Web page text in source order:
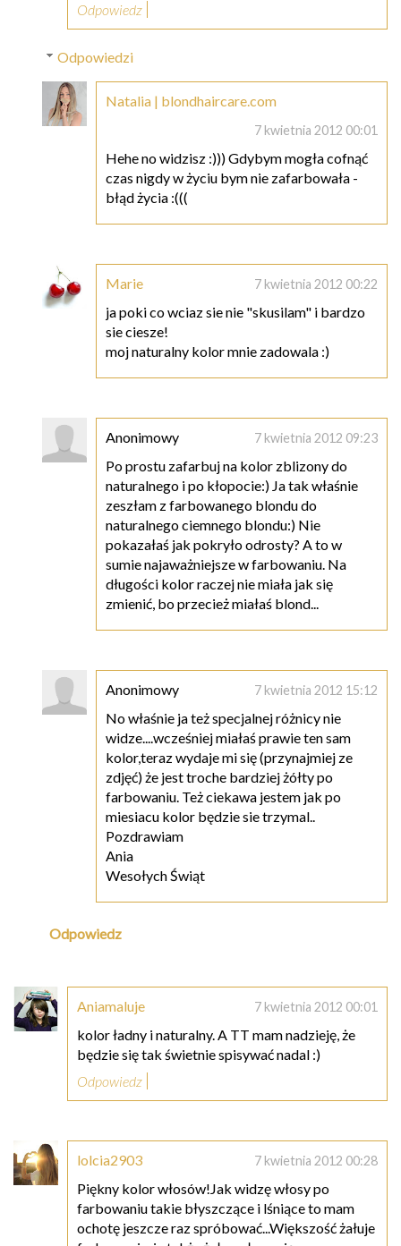
Odpowiedz
Odpowiedzi
Natalia | blondhaircare.com
7 kwietnia 2012 00:01
Hehe no widzisz :))) Gdybym mogła cofnąć
czas nigdy w życiu bym nie zafarbowała -
błąd życia :(((
Marie 7 kwietnia 2012 00:22
ja poki co wciaz sie nie "skusilam" i bardzo
sie ciesze!
moj naturalny kolor mnie zadowala :)
Anonimowy 7 kwietnia 2012 09:23
Po prostu zafarbuj na kolor zblizony do
naturalnego i po kłopocie:) Ja tak właśnie
zeszłam z farbowanego blondu do
naturalnego ciemnego blondu:) Nie
pokazałaś jak pokryło odrosty? A to w
sumie najaważniejsze w farbowaniu. Na
długości kolor raczej nie miała jak się
zmienić, bo przecież miałaś blond...
Anonimowy 7 kwietnia 2012 15:12
No właśnie ja też specjalnej różnicy nie
widze....wcześniej miałaś prawie ten sam
kolor,teraz wydaje mi się (przynajmiej ze
zdjęć) że jest troche bardziej żółty po
farbowaniu. Też ciekawa jestem jak po
miesiacu kolor będzie sie trzymal..
Pozdrawiam
Ania
Wesołych Świąt
Odpowiedz
Aniamaluje 7 kwietnia 2012 00:01
kolor ładny i naturalny. A TT mam nadzieję, że
będzie się tak świetnie spisywać nadal :)
Odpowiedz
lolcia2903 7 kwietnia 2012 00:28
Piękny kolor włosów!Jak widzę włosy po
farbowaniu takie błyszczące i lśniące to mam
ochotę jeszcze raz spróbować...Większość żałuje